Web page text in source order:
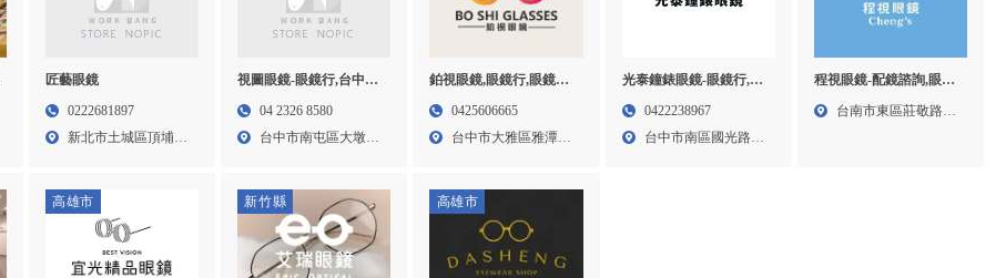
匠藝眼鏡
0222681897
新北市土城區頂埔里
視圖眼鏡-眼鏡行,台中眼
鏡行,南屯區眼鏡行推薦,
04 2326 8580
台中市南屯區大墩路
鉑視眼鏡,眼鏡行,眼鏡行
推薦,台中眼鏡行,台中眼
0425606665
台中市大雅區雅潭路
光泰鐘錶眼鏡-眼鏡行,台
中眼鏡行,南區眼鏡行,
0422238967
台中市南區國光路25
程視眼鏡-配鏡諮詢,眼鏡
行,台南眼鏡行,東區精品
台南市東區莊敬路
高雄市 新竹縣 高雄市